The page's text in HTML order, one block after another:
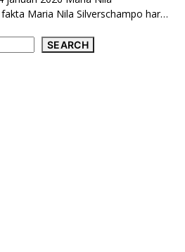
Maria Nila Silverschampo har…
SEARCH